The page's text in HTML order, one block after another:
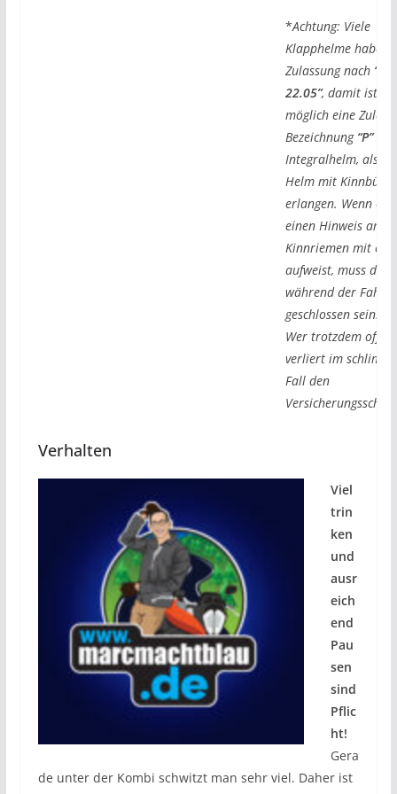
*Achtung: Viele
Klapphelme haben
Zulassung nach
22.05”, damit ist es
möglich eine
Bezeichnung“P”
Integralhelm, als
Helm mit
erlangen. Wenn
einen Hinweis am
Kinnriemen mit
aufweist, muss der
während der Fahrt
geschlossen sein!
Wer trotzdem
verliert im
Fall den
Verhalten
Viel
trin
ken
und
ausr
eich
end
Pau
sen
sind
Pflic
ht!
Gera
de unter der Kombi schwitzt man sehr viel. Daher ist